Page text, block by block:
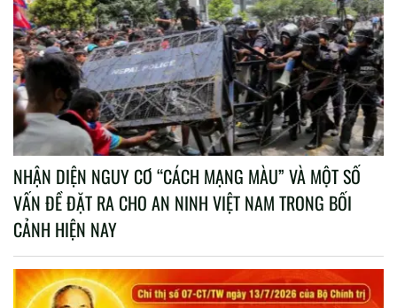
NHẬN DIỆN NGUY CƠ “CÁCH MẠNG MÀU” VÀ MỘT SỐ
VẤN ĐỀ ĐẶT RA CHO AN NINH VIỆT NAM TRONG BỐI
CẢNH HIỆN NAY